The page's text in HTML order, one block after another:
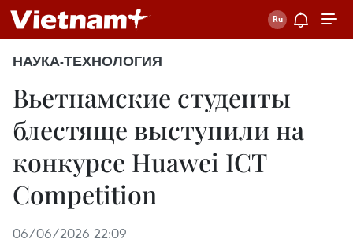
НАУКА-ТЕХНОЛОГИЯ
Вьетнамские студенты
блестяще выступили на
конкурсе Huawei ICT
Competition
06/06/2026 22:09